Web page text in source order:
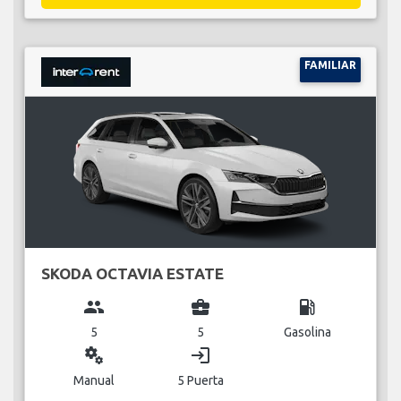
FAMILIAR
SKODA OCTAVIA ESTATE
group
5
business_center
5
local_gas_station
Gasolina
miscellaneous_services
Manual
login
5 Puerta